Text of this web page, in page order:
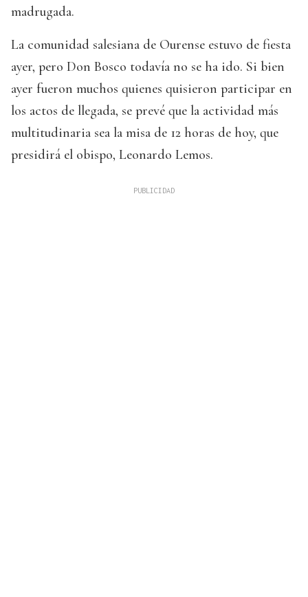
madrugada.
La comunidad salesiana de Ourense estuvo de fiesta
ayer, pero Don Bosco todavía no se ha ido. Si bien
ayer fueron muchos quienes quisieron participar en
los actos de llegada, se prevé que la actividad más
multitudinaria sea la misa de 12 horas de hoy, que
presidirá el obispo, Leonardo Lemos.